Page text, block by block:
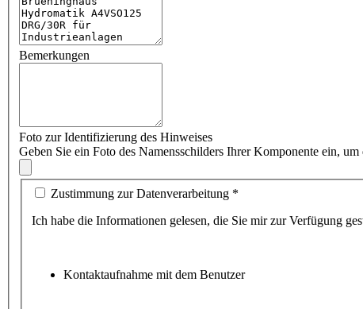
Bemerkungen
Foto zur Identifizierung des Hinweises
Geben Sie ein Foto des Namensschilders Ihrer Komponente ein,
Zustimmung zur Datenverarbeitung *
Ich habe die Informationen gelesen, die Sie mir zur
Kontaktaufnahme mit dem Benutzer